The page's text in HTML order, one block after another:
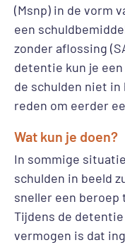
(Msnp) in de vorm
een
zonder aflossing
detentie kun je
de schulden niet
reden om eerder
Wat kun je doen?
In sommige
schulden in beeld
sneller een beroep
Tijdens de
vermogen is dat